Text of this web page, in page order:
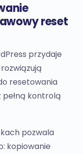
reset
przydaje
resetowania
pełną kontrolą
pozwala
kopiowanie